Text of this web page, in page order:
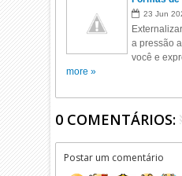
23 Jun
a pressão
você e
more »
0 COMENTÁRIOS:
Postar um comentário